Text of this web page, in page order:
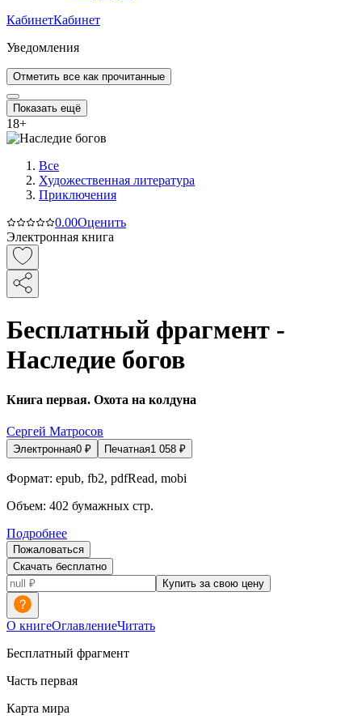
КабинетКабинет
Уведомления
Отметить все как прочитанные
Показать ещё
18+
Все
Художественная литература
Приключения
0.00Оценить
Электронная книга
Бесплатный фрагмент -
Наследие богов
Книга первая. Охота на колдуна
Сергей Матросов
Электронная0 ₽ Печатная1 058 ₽
Формат: epub, fb2, pdfRead, mobi
Объем: 402 бумажных стр.
Подробнее
Пожаловаться
Скачать бесплатно
Купить за свою цену
О книгеОглавлениеЧитать
Бесплатный фрагмент
Часть первая
Карта мира